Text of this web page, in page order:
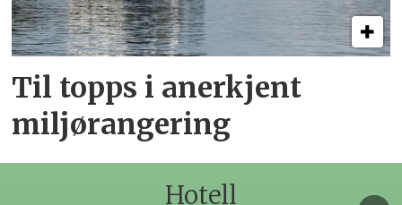
Til topps i anerkjent
miljørangering
Hotell